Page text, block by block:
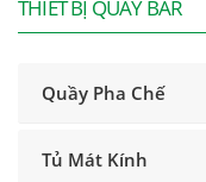
THIẾT BỊ QUẦY BAR
Quầy Pha Chế
Tủ Mát Kính